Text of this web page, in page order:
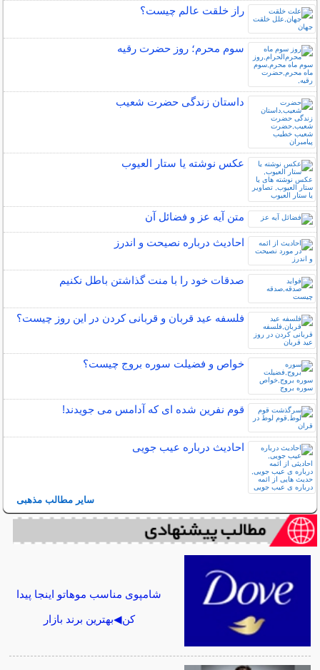
راز خلقت عالم چيست؟
سوم محرم؛ روز حضرت رقیه
داستان زندگی حضرت شعیب
عکس نوشته یا ستار العیوب
متن آیه عز و فضائل آن
احادیث درباره نصیحت و اندرز
صدقات خود را با منت گذاشتن باطل نکنیم
فلسفه عید قربان و قربانی کردن در این روز چیست؟
خواص و فضیلت سوره بروج چیست؟
قوم نفرین شده ای که آدامس می جویدند!
احادیث درباره عیب جویی
سایر مطالب مذهبی
شامپوی مناسب موهاتو اینجا پیدا
کن◀بهترین برند بازار